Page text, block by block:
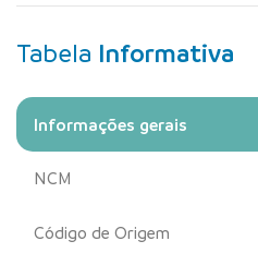
Tabela Informativa
Informações gerais
NCM
Código de Origem